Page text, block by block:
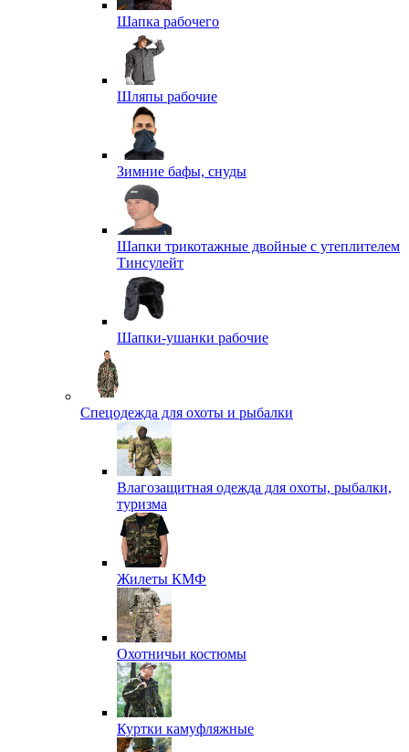
Шапка рабочего
Шляпы рабочие
Зимние бафы, снуды
Шапки трикотажные двойные с утеплителем
Тинсулейт
Шапки-ушанки рабочие
Спецодежда для охоты и рыбалки
Влагозащитная одежда для охоты, рыбалки,
туризма
Жилеты КМФ
Охотничьи костюмы
Куртки камуфляжные